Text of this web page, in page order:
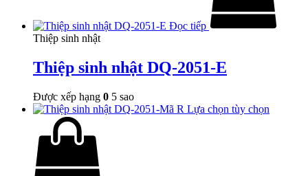
Đọc tiếp
Thiệp sinh nhật
Thiệp sinh nhật DQ-2051-E
Được xếp hạng 0 5 sao
Lựa chọn tùy chọn